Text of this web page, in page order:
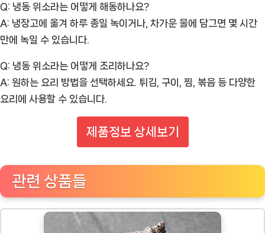
Q: 냉동 위소라는 어떻게 해동하나요?
A: 냉장고에 옮겨 하루 종일 녹이거나, 차가운 물에 담그면 몇 시간
만에 녹일 수 있습니다.
Q: 냉동 위소라는 어떻게 조리하나요?
A: 원하는 요리 방법을 선택하세요. 튀김, 구이, 찜, 볶음 등 다양한
요리에 사용할 수 있습니다.
제품정보 상세보기
관련 상품들